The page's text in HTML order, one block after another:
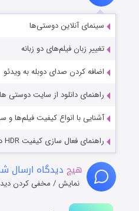
سینمای آنلاین دوستی‌ها
تغییر زبان فیلم‌های دو زبانه
اضافه کردن صدای دوبله به ویدئو
راهنمای دانلود از سایت دوستی ها
آشنایی با انواع کیفیت فیلم‌ها و
راهنمای فعال سازی کیفیت HDR در PotPlayer
هیچ دیدگاه ارسال
نمایش / مخفی کردن